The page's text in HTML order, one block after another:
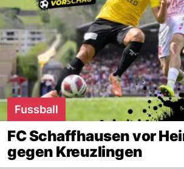
Fussball
FC Schaffhausen vor
gegen Kreuzlingen